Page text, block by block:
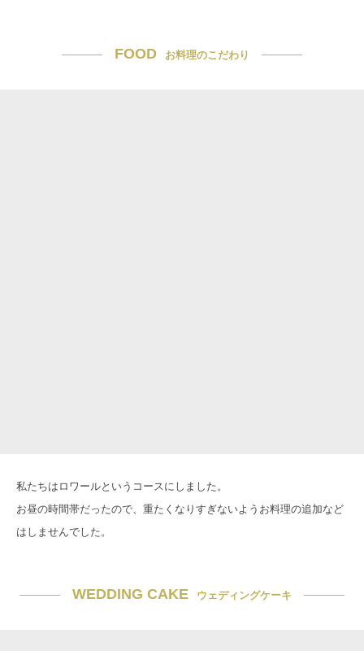
FOOD お料理のこだわり
私たちはロワールというコースにしました。
お昼の時間帯だったので、重たくなりすぎないようお料理の追加など
はしませんでした。
WEDDING CAKE ウェディングケーキ